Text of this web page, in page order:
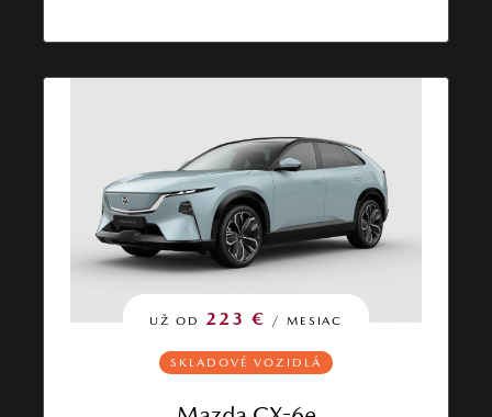
UŽ OD 223 € / MESIAC
SKLADOVÉ VOZIDLÁ